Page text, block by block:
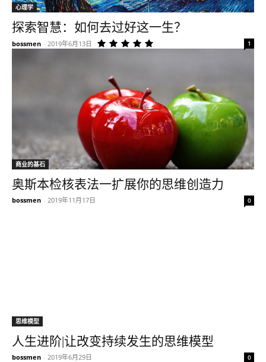
心理学
探索智慧：如何去过好这一生？
bossmen - 2019年6月13日 1
商业的基石
奥斯本检核表法一扩展你的思维创造力
bossmen - 2019年11月17日 0
思维模型
人生进阶|让改变持续发生的思维模型
bossmen - 2019年6月29日 0